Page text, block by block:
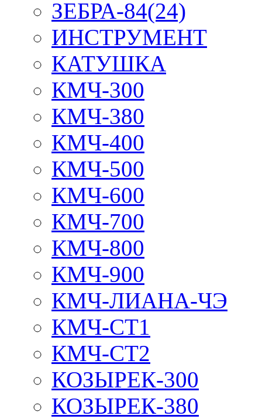
ЗЕБРА-84(24)
ИНСТРУМЕНТ
КАТУШКА
КМЧ-300
КМЧ-380
КМЧ-400
КМЧ-500
КМЧ-600
КМЧ-700
КМЧ-800
КМЧ-900
КМЧ-ЛИАНА-ЧЭ
КМЧ-СТ1
КМЧ-СТ2
КОЗЫРЕК-300
КОЗЫРЕК-380